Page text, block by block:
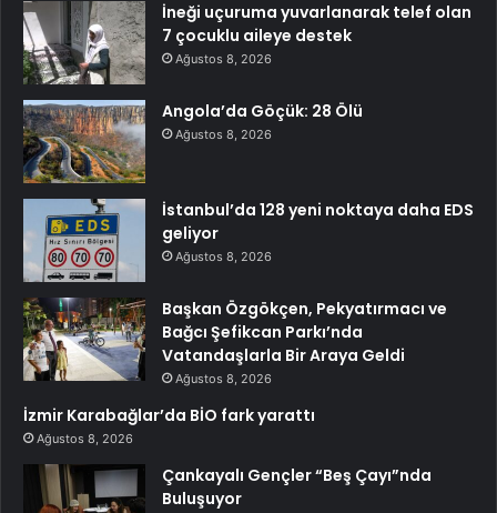
İneği uçuruma yuvarlanarak telef olan
7 çocuklu aileye destek
Ağustos 8, 2026
Angola’da Göçük: 28 Ölü
Ağustos 8, 2026
İstanbul’da 128 yeni noktaya daha EDS
geliyor
Ağustos 8, 2026
Başkan Özgökçen, Pekyatırmacı ve
Bağcı Şefikcan Parkı’nda
Vatandaşlarla Bir Araya Geldi
Ağustos 8, 2026
İzmir Karabağlar’da BİO fark yarattı
Ağustos 8, 2026
Çankayalı Gençler “Beş Çayı”nda
Buluşuyor